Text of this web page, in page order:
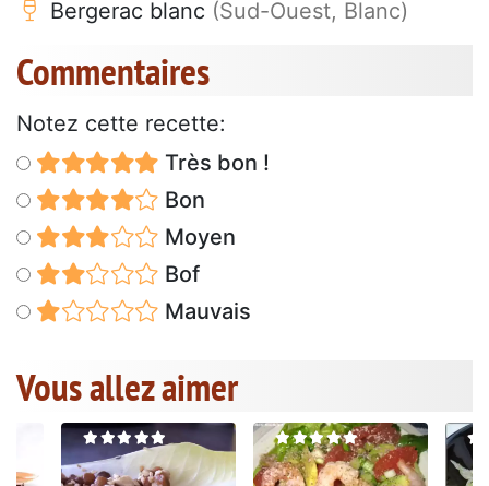
Bergerac blanc (Sud-Ouest, Blanc)
Commentaires
Notez cette recette:
Très bon !
Bon
Moyen
Bof
Mauvais
Vous allez aimer